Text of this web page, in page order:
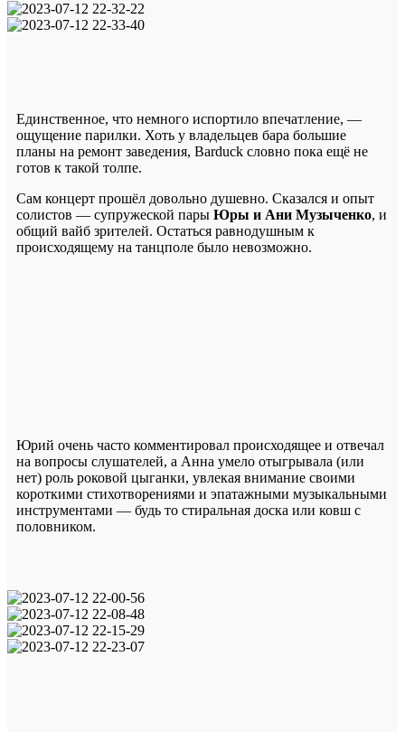
Единственное, что немного испортило впечатление, —
ощущение парилки. Хоть у владельцев бара большие
планы на ремонт заведения, Barduck словно пока ещё не
готов к такой толпе.
Сам концерт прошёл довольно душевно. Сказался и опыт
солистов — супружеской пары Юры и Ани Музыченко, и
общий вайб зрителей. Остаться равнодушным к
происходящему на танцполе было невозможно.
Юрий очень часто комментировал происходящее и отвечал
на вопросы слушателей, а Анна умело отыгрывала (или
нет) роль роковой цыганки, увлекая внимание своими
короткими стихотворениями и эпатажными музыкальными
инструментами — будь то стиральная доска или ковш с
половником.